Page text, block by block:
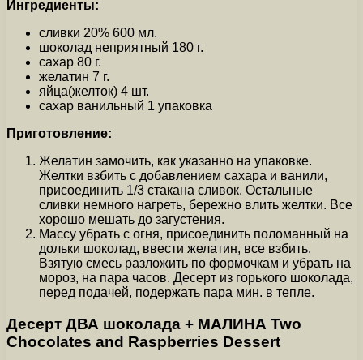
Ингредиенты:
сливки 20% 600 мл.
шоколад неприятный 180 г.
сахар 80 г.
желатин 7 г.
яйца(желток) 4 шт.
сахар ванильный 1 упаковка
Приготовление:
Желатин замочить, как указанно на упаковке.
Желтки взбить с добавлением сахара и ванили,
присоединить 1/3 стакана сливок. Остальные
сливки немного нагреть, бережно влить желтки. Все
хорошо мешать до загустения.
Массу убрать с огня, присоединить поломанный на
дольки шоколад, ввести желатин, все взбить.
Взятую смесь разложить по формочкам и убрать на
мороз, на пара часов. Десерт из горького шоколада,
перед подачей, подержать пара мин. в тепле.
Десерт ДВА шоколада + МАЛИНА Two
Chocolates and Raspberries Dessert